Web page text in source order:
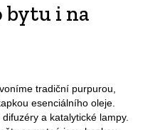
bytu i na
tradiční purpurou,
esenciálního oleje.
a katalytické lampy.